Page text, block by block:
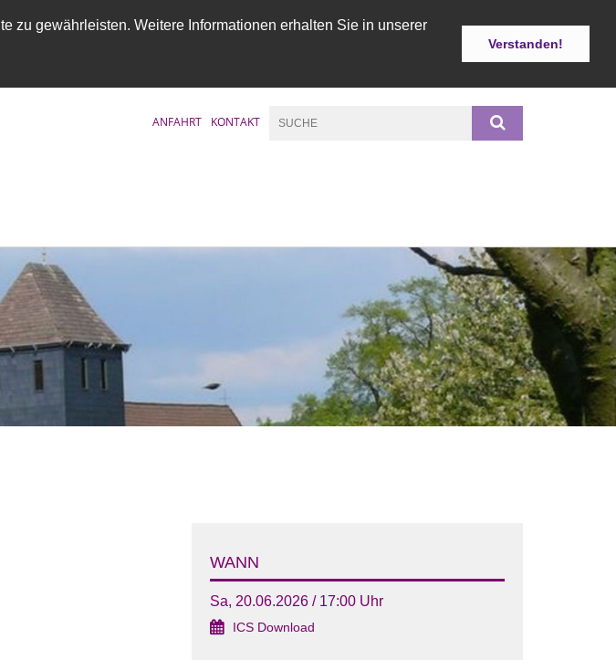
zu gewährleisten. Weitere Informationen erhalten Sie in unserer
Verstanden!
ANFAHRT KONTAKT
WANN
Sa, 20.06.2026 / 17:00 Uhr
ICS Download